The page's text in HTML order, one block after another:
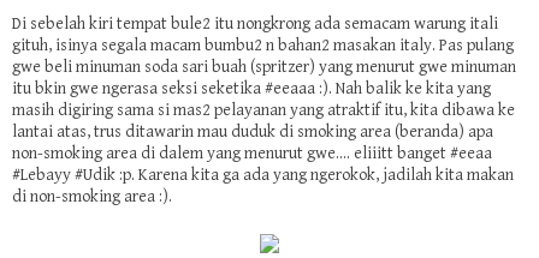
Di sebelah kiri tempat bule2 itu nongkrong ada semacam warung itali
gituh, isinya segala macam bumbu2 n bahan2 masakan italy. Pas pulang
gwe beli minuman soda sari buah (spritzer) yang menurut gwe minuman
itu bkin gwe ngerasa seksi seketika #eeaaa :). Nah balik ke kita yang
masih digiring sama si mas2 pelayanan yang atraktif itu, kita dibawa ke
lantai atas, trus ditawarin mau duduk di smoking area (beranda) apa
non-smoking area di dalem yang menurut gwe.... eliiitt banget #eeaa
#Lebayy #Udik :p. Karena kita ga ada yang ngerokok, jadilah kita makan
di non-smoking area :).